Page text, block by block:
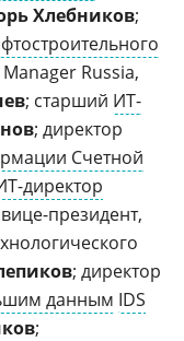
Хлебников;
Russia,
; старший ИТ-
; директор
Счетной
директор
президент,
; директор
данным IDS
;